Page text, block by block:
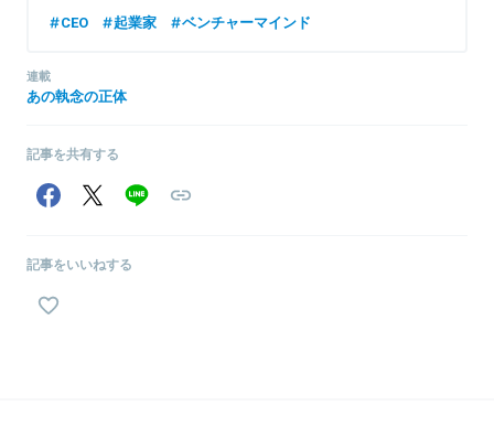
マクロミル経営企画を経て、2012年12月に1社目のクラビスを創業
マネーフォワードの執行役員に就任。2020年7月にCSOに就任し、
M&A、海外戦略、個人向け資産管理事業などを統括。2022年11月
関連情報をみる
CEO 起業家 ベンチャーマインド
連載
あの執念の正体
記事を共有する
記事をいいねする